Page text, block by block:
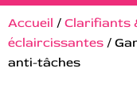
Accueil / Clarifiants
éclaircissantes /
anti-tâches